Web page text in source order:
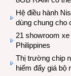
Hệ điều hành
dùng chung cho
21 showroom
Philippines
Thị trường chip
hiếm đẩy giá bộ